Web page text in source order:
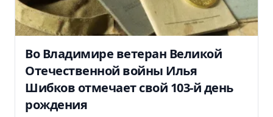
Во Владимире ветеран Великой
Отечественной войны Илья
Шибков отмечает свой 103-й день
рождения